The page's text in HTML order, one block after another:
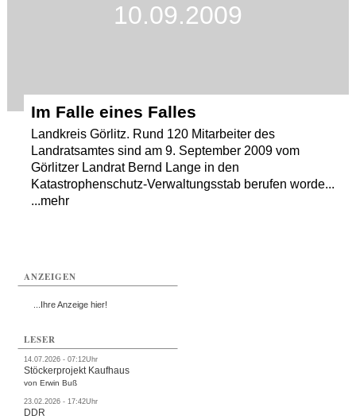
10.09.2009
Im Falle eines Falles
Landkreis Görlitz. Rund 120 Mitarbeiter des
Landratsamtes sind am 9. September 2009 vom
Görlitzer Landrat Bernd Lange in den
Katastrophenschutz-Verwaltungsstab berufen worde...
...mehr
ANZEIGEN
...Ihre Anzeige hier!
LESER
14.07.2026 - 07:12Uhr
Stöckerprojekt Kaufhaus
von Erwin Buß
23.02.2026 - 17:42Uhr
DDR